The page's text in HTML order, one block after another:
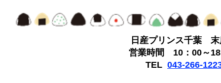
日産プリンス千葉 末
営業時間 10：00～
TEL 043-266-